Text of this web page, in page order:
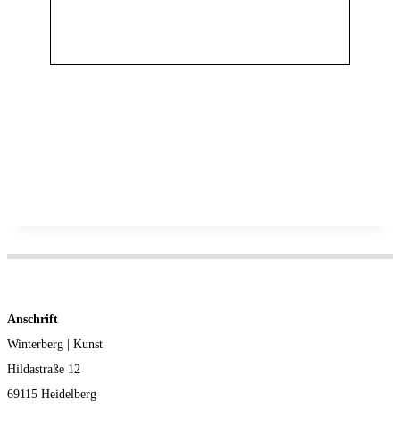
Anschrift
Winterberg | Kunst
Hildastraße 12
69115 Heidelberg